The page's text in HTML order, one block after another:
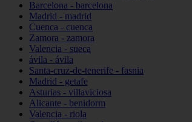
Barcelona - barcelona
Madrid - madrid
Cuenca - cuenca
Zamora - zamora
Valencia - sueca
ávila - ávila
Santa-cruz-de-tenerife - fasnia
Madrid - getafe
Asturias - villaviciosa
Alicante - benidorm
Valencia - riola